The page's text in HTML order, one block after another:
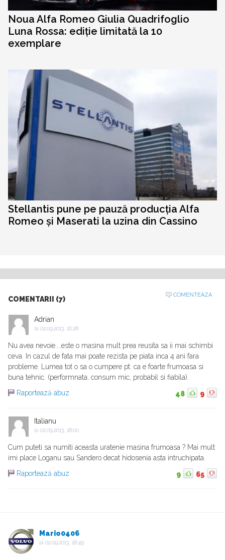
Noua Alfa Romeo Giulia Quadrifoglio
Luna Rossa: ediție limitată la 10
exemplare
Stellantis pune pe pauză producția Alfa
Romeo și Maserati la uzina din Cassino
COMENTARII (7)
COMENTEAZA
Adrian
la 02.09.2013, 16:28
Nu avea nevoie....este o masina mult prea reusita sa ii mai schimbi
ceva. In cazul de fata mai poate rezista pe piata inca 4 ani fara
probleme. Lumea tot o sa o cumpere pt. ca e foarte frumoasa si
buna tehnic. (performnata, consum mic, probabil si fiabila).
Raportează abuz
48 9
Italianu
la 02.09.2013, 18:00
Cum puteti sa numiti aceasta uratenie masina frumoasa ? Mai mult
imi place Loganu sau Sandero decat hidosenia asta intruchipata.
Raportează abuz
9 65
Mario0406
la 02.09.2013, 18:49